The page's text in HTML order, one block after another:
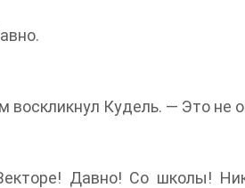
воскликнул Кудель. — Это не
Давно! Со школы!